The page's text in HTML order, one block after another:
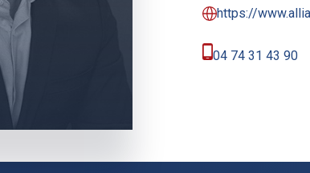
https://
04 74 31 43 90